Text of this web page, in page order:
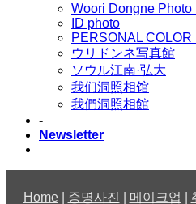
Woori Dongne Photo
ID photo
PERSONAL COLOR
ウリドンネ写真館
ソウル江南·弘大
我们洞照相馆
我們洞照相館
-
Newsletter
Home| 증명사진 메이크업